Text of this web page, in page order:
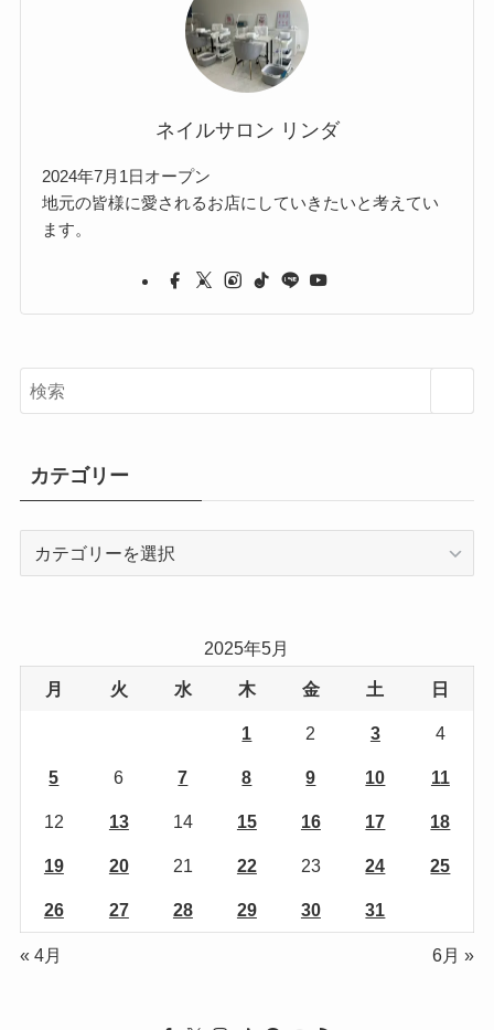
ネイルサロン リンダ
2024年7月1日オープン
地元の皆様に愛されるお店にしていきたいと考えてい
ます。
カテゴリー
2025年5月
月 火 水 木 金 土 日
1 2 3 4
5 6 7 8 9 10 11
12 13 14 15 16 17 18
19 20 21 22 23 24 25
26 27 28 29 30 31
« 4月 6月 »